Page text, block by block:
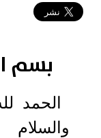
بسم
الحمد